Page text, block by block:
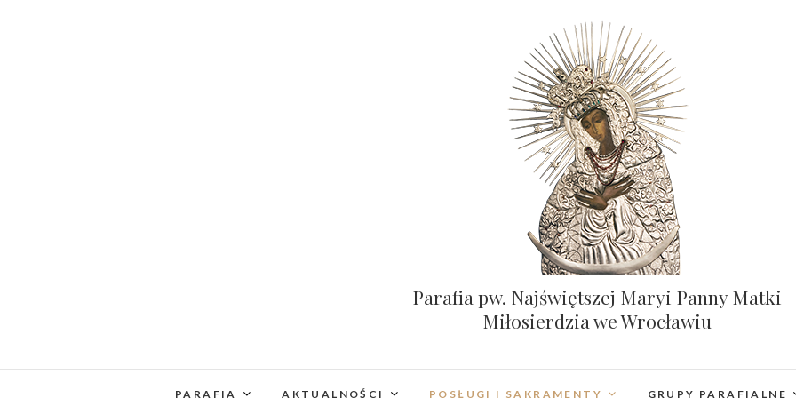
Parafia pw. Najświętszej Maryi Panny Matki
Miłosierdzia we Wrocławiu
PARAFIA AKTUALNOŚCI POSŁUGI I SAKRAMENTY GRUPY PARAFIALNE